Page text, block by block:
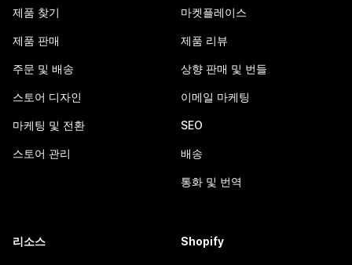
제품 찾기
제품 판매
주문 및 배송
스토어 디자인
마케팅 및 전환
스토어 관리
마켓플레이스
제품 리뷰
상향 판매 및 번들
이메일 마케팅
SEO
배송
통화 및 번역
리소스 Shopify